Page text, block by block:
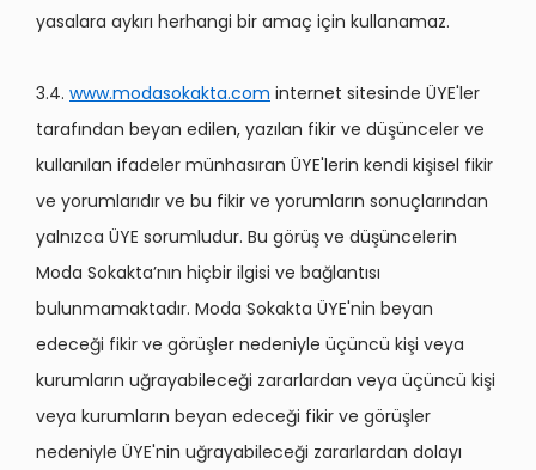
yasalara aykırı herhangi bir amaç için kullanamaz.
3.4. www.modasokakta.com internet sitesinde ÜYE'ler
tarafından beyan edilen, yazılan fikir ve düşünceler ve
kullanılan ifadeler münhasıran ÜYE'lerin kendi kişisel fikir
ve yorumlarıdır ve bu fikir ve yorumların sonuçlarından
yalnızca ÜYE sorumludur. Bu görüş ve düşüncelerin
Moda Sokakta’nın hiçbir ilgisi ve bağlantısı
bulunmamaktadır. Moda Sokakta ÜYE'nin beyan
edeceği fikir ve görüşler nedeniyle üçüncü kişi veya
kurumların uğrayabileceği zararlardan veya üçüncü kişi
veya kurumların beyan edeceği fikir ve görüşler
nedeniyle ÜYE'nin uğrayabileceği zararlardan dolayı